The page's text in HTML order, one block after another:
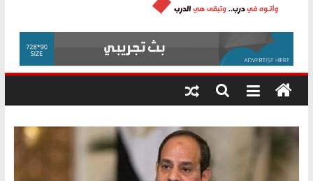
أين؟
حزب التحالف الشعبي يطلق لجنة “الحق
في الصحة” بالإسكندرية لرصد الانتهاكات
ودعم المرضى
صور .. اعتماد الرسومات النهائية للقرار
الوزاري لمدينة الصحفيين.. وانتهاء أعمال
إنشاء المبنى الإداري
وأتوه
درب..
وتبقى
هي